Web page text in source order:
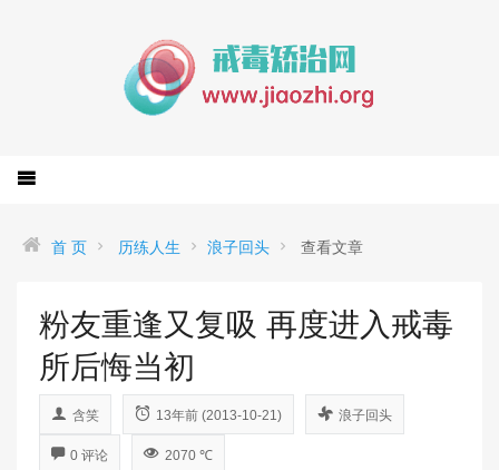
首 页 历练人生 浪子回头 查看文章
粉友重逢又复吸 再度进入戒毒
所后悔当初
含笑 13年前 (2013-10-21) 浪子回头
0 评论 2070 ℃